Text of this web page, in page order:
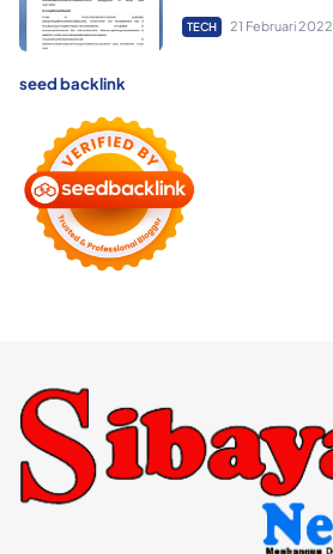
TECH 21 Februari 2022
seed backlink